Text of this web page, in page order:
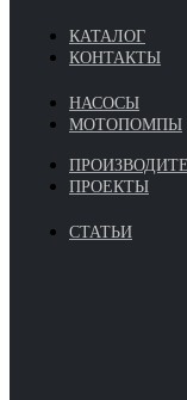
КАТАЛОГ
КОНТАКТЫ
НАСОСЫ
МОТОПОМПЫ
ПРОЕКТЫ
СТАТЬИ